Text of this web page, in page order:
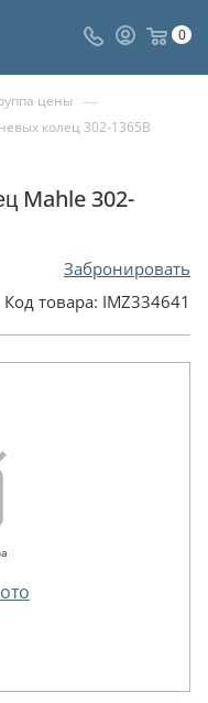
0
цены —
колец 302-1365B
Mahle 302-
Забронировать
Код товара: IMZ334641